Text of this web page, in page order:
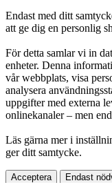
Endast med ditt
att ge dig en personlig
För detta samlar vi in
enheter. Denna
vår webbplats, visa
analysera
uppgifter med externa
onlinekanaler – men
Läs gärna mer i
ger ditt samtycke.
Acceptera Endast